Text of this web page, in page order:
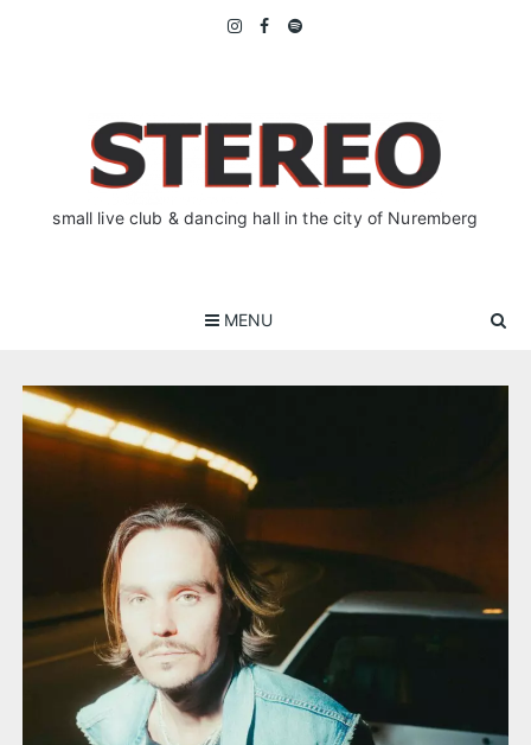
small live club & dancing hall in the city of Nuremberg
MENU